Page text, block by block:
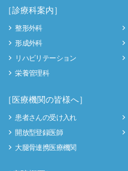
［診療科案内］
整形外科
形成外科
リハビリテーション
栄養管理科
［医療機関の皆様へ］
患者さんの受け入れ
開放型登録医師
大腿骨連携医療機関